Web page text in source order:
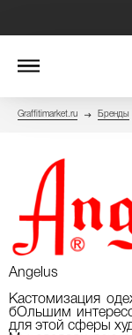
Graffitimarket.ru Бренды
Angelus
Кастомизация
бОльшим
для этой сферы